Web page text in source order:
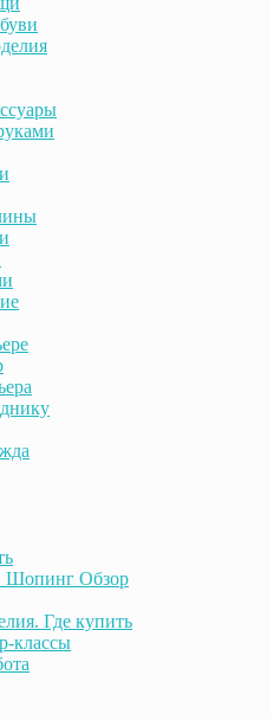
Шопинг Обзор
Где купить
классы